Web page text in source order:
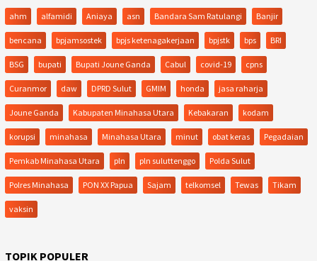
ahm alfamidi Aniaya asn Bandara Sam Ratulangi Banjir
bencana bpjamsostek bpjs ketenagakerjaan bpjstk bps BRI
BSG bupati Bupati Joune Ganda Cabul covid-19 cpns
Curanmor daw DPRD Sulut GMIM honda jasa raharja
Joune Ganda Kabupaten Minahasa Utara Kebakaran kodam
korupsi minahasa Minahasa Utara minut obat keras Pegadaian
Pemkab Minahasa Utara pln pln suluttenggo Polda Sulut
Polres Minahasa PON XX Papua Sajam telkomsel Tewas Tikam
vaksin
TOPIK POPULER